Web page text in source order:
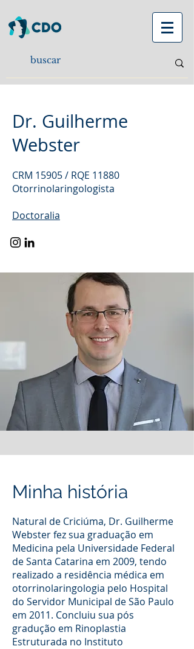
Dr. Guilherme
Webster
CRM 15905 / RQE 11880
Otorrinolaringologista
Doctoralia
Minha história
Natural de Criciúma, Dr. Guilherme
Webster fez sua graduação em
Medicina pela Universidade Federal
de Santa Catarina em 2009, tendo
realizado a residência médica em
otorrinolaringologia pelo Hospital
do Servidor Municipal de São Paulo
em 2011. Concluiu sua pós
gradução em Rinoplastia
Estruturada no Instituto